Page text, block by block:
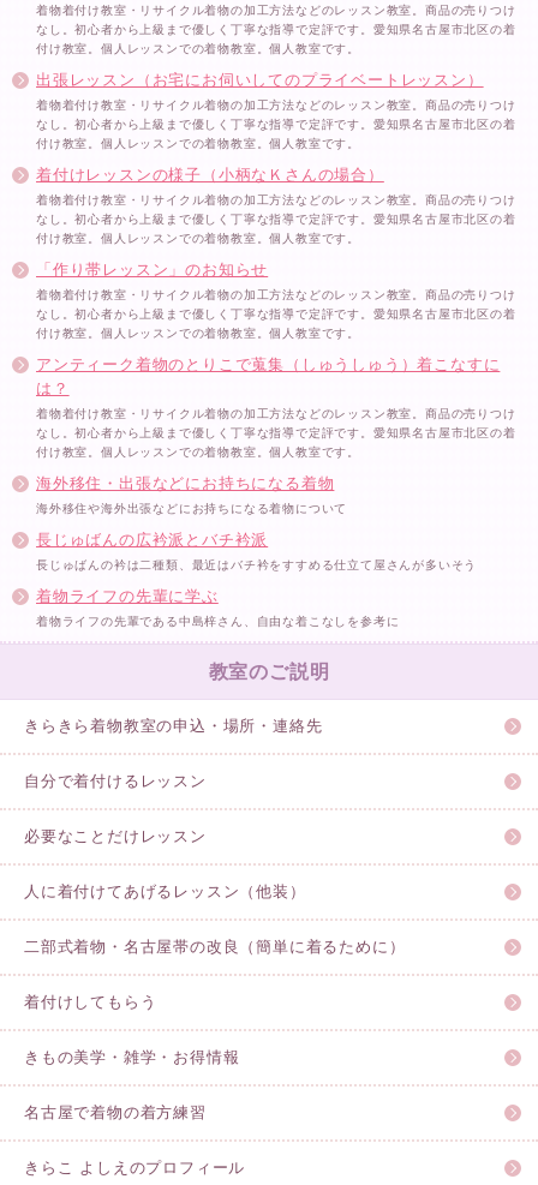
着物着付け教室・リサイクル着物の加工方法などのレッスン教室。商品の売りつけ
なし。初心者から上級まで優しく丁寧な指導で定評です。愛知県名古屋市北区の着
付け教室。個人レッスンでの着物教室。個人教室です。
出張レッスン（お宅にお伺いしてのプライベートレッスン）
着物着付け教室・リサイクル着物の加工方法などのレッスン教室。商品の売りつけ
なし。初心者から上級まで優しく丁寧な指導で定評です。愛知県名古屋市北区の着
付け教室。個人レッスンでの着物教室。個人教室です。
着付けレッスンの様子（小柄なＫさんの場合）
着物着付け教室・リサイクル着物の加工方法などのレッスン教室。商品の売りつけ
なし。初心者から上級まで優しく丁寧な指導で定評です。愛知県名古屋市北区の着
付け教室。個人レッスンでの着物教室。個人教室です。
「作り帯レッスン」のお知らせ
着物着付け教室・リサイクル着物の加工方法などのレッスン教室。商品の売りつけ
なし。初心者から上級まで優しく丁寧な指導で定評です。愛知県名古屋市北区の着
付け教室。個人レッスンでの着物教室。個人教室です。
アンティーク着物のとりこで蒐集（しゅうしゅう）着こなすに
は？
着物着付け教室・リサイクル着物の加工方法などのレッスン教室。商品の売りつけ
なし。初心者から上級まで優しく丁寧な指導で定評です。愛知県名古屋市北区の着
付け教室。個人レッスンでの着物教室。個人教室です。
海外移住・出張などにお持ちになる着物
海外移住や海外出張などにお持ちになる着物について
長じゅばんの広衿派とバチ衿派
長じゅばんの衿は二種類、最近はバチ衿をすすめる仕立て屋さんが多いそう
着物ライフの先輩に学ぶ
着物ライフの先輩である中島梓さん、自由な着こなしを参考に
教室のご説明
きらきら着物教室の申込・場所・連絡先
自分で着付けるレッスン
必要なことだけレッスン
人に着付けてあげるレッスン（他装）
二部式着物・名古屋帯の改良（簡単に着るために）
着付けしてもらう
きもの美学・雑学・お得情報
名古屋で着物の着方練習
きらこ よしえのプロフィール